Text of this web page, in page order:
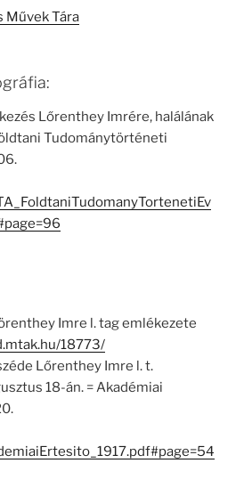
Művek Tára
Lőrenthey Imrére, halálának
Tudománytörténeti
Imre l. tag emlékezete
18773/
Lőrenthey Imre l. t.
18-án. = Akadémiai